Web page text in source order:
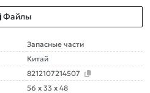
Файлы
Запасные части
Китай
8212107214507
56 x 33 x 48